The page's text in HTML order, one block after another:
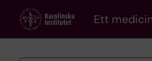
content
Ett